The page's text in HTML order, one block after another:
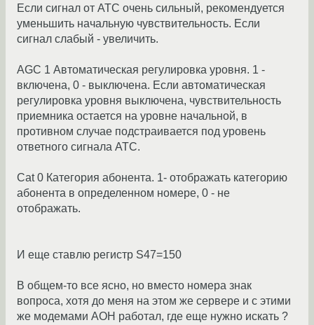
Если сигнал от АТС очень сильный, рекомендуется
уменьшить начальную чувствительность. Если
сигнал слабый - увеличить.
AGC 1 Автоматическая регулировка уровня. 1 -
включена, 0 - выключена. Если автоматическая
регулировка уровня выключена, чувствительность
приемника остается на уровне начальной, в
противном случае подстраивается под уровень
ответного сигнала АТС.
Cat 0 Категория абонента. 1- отображать категорию
абонента в определенном номере, 0 - не
отображать.
И еще ставлю регистр S47=150
В общем-то все ясно, но вместо номера знак
вопроса, хотя до меня на этом же сервере и с этими
же модемами АОН работал, где еще нужно искать ?